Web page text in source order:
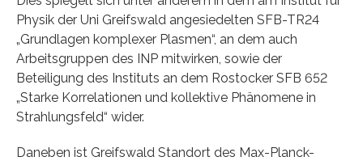
Physik der Uni Greifswald angesiedelten SFB-TR24
„Grundlagen komplexer Plasmen“, an dem auch
Arbeitsgruppen des INP mitwirken, sowie der
Beteiligung des Instituts an dem Rostocker SFB 652
„Starke Korrelationen und kollektive Phänomene in
Strahlungsfeld“ wider.
Daneben ist Greifswald Standort des Max-Planck-